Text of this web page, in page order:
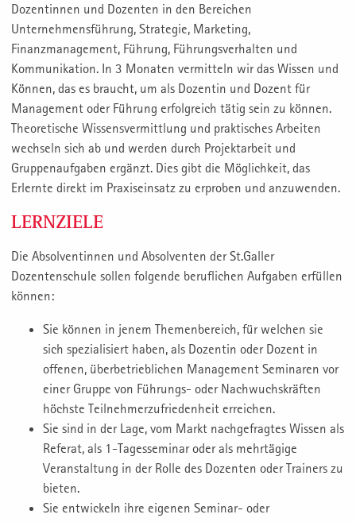
Dozentinnen und Dozenten in den Bereichen
Unternehmensführung, Strategie, Marketing,
Finanzmanagement, Führung, Führungsverhalten und
Kommunikation. In 3 Monaten vermitteln wir das Wissen und
Können, das es braucht, um als Dozentin und Dozent für
Management oder Führung erfolgreich tätig sein zu können.
Theoretische Wissensvermittlung und praktisches Arbeiten
wechseln sich ab und werden durch Projektarbeit und
Gruppenaufgaben ergänzt. Dies gibt die Möglichkeit, das
Erlernte direkt im Praxiseinsatz zu erproben und anzuwenden.
LERNZIELE
Die Absolventinnen und Absolventen der St.Galler
Dozentenschule sollen folgende beruflichen Aufgaben erfüllen
können:
Sie können in jenem Themenbereich, für welchen sie
sich spezialisiert haben, als Dozentin oder Dozent in
offenen, überbetrieblichen Management Seminaren vor
einer Gruppe von Führungs- oder Nachwuchskräften
höchste Teilnehmerzufriedenheit erreichen.
Sie sind in der Lage, vom Markt nachgefragtes Wissen als
Referat, als 1-Tagesseminar oder als mehrtägige
Veranstaltung in der Rolle des Dozenten oder Trainers zu
bieten.
Sie entwickeln ihre eigenen Seminar- oder